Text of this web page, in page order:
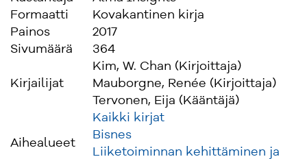
Formaatti
Kovakantinen kirja
Painos
2017
Sivumäärä
364
Kirjailijat
Kim, W. Chan (Kirjoittaja)
Mauborgne, Renée (Kirjoittaja)
Tervonen, Eija (Kääntäjä)
Aihealueet
Kaikki kirjat
Bisnes
Liiketoiminnan kehittäminen ja